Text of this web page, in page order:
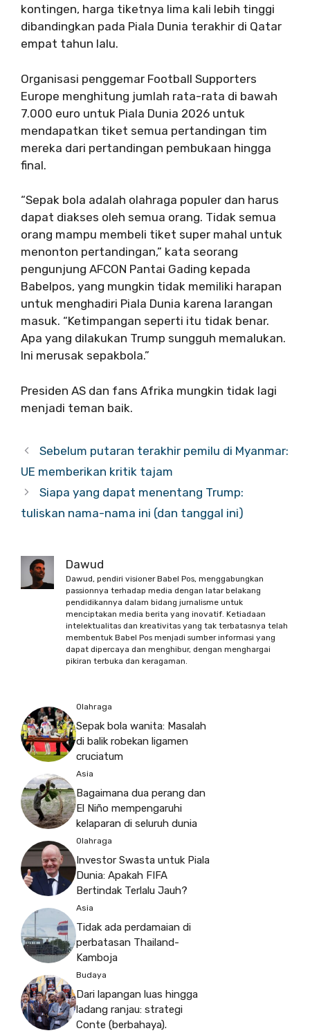
kontingen, harga tiketnya lima kali lebih tinggi
dibandingkan pada Piala Dunia terakhir di Qatar
empat tahun lalu.
Organisasi penggemar Football Supporters
Europe menghitung jumlah rata-rata di bawah
7.000 euro untuk Piala Dunia 2026 untuk
mendapatkan tiket semua pertandingan tim
mereka dari pertandingan pembukaan hingga
final.
“Sepak bola adalah olahraga populer dan harus
dapat diakses oleh semua orang. Tidak semua
orang mampu membeli tiket super mahal untuk
menonton pertandingan,” kata seorang
pengunjung AFCON Pantai Gading kepada
Babelpos, yang mungkin tidak memiliki harapan
untuk menghadiri Piala Dunia karena larangan
masuk. “Ketimpangan seperti itu tidak benar.
Apa yang dilakukan Trump sungguh memalukan.
Ini merusak sepakbola.”
Presiden AS dan fans Afrika mungkin tidak lagi
menjadi teman baik.
Sebelum putaran terakhir pemilu di Myanmar:
UE memberikan kritik tajam
Siapa yang dapat menentang Trump:
tuliskan nama-nama ini (dan tanggal ini)
Dawud
Dawud, pendiri visioner Babel Pos, menggabungkan
passionnya terhadap media dengan latar belakang
pendidikannya dalam bidang jurnalisme untuk
menciptakan media berita yang inovatif. Ketiadaan
intelektualitas dan kreativitas yang tak terbatasnya telah
membentuk Babel Pos menjadi sumber informasi yang
dapat dipercaya dan menghibur, dengan menghargai
pikiran terbuka dan keragaman.
Olahraga
Sepak bola wanita: Masalah
di balik robekan ligamen
cruciatum
Asia
Bagaimana dua perang dan
El Niño mempengaruhi
kelaparan di seluruh dunia
Olahraga
Investor Swasta untuk Piala
Dunia: Apakah FIFA
Bertindak Terlalu Jauh?
Asia
Tidak ada perdamaian di
perbatasan Thailand-
Kamboja
Budaya
Dari lapangan luas hingga
ladang ranjau: strategi
Conte (berbahaya).